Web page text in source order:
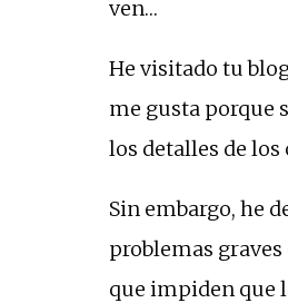
ven…
He visitado tu
me gusta porque
los detalles de los
Sin embargo, he
problemas graves
que impiden que